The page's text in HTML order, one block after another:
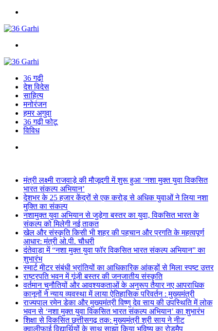
36 गढ़ी
देश विदेस
साहित्य
मनोरंजन
हमर अगुवा
36 गढ़ी फोटू
विविध
मंत्री लक्ष्मी राजवाड़े की मौजूदगी में शुरू हुआ ‘नशा मुक्त युवा विकसित
भारत संकल्प अभियान’
देशभर के 25 हजार केंद्रों से एक करोड़ से अधिक युवाओं ने लिया नशा
मुक्ति का संकल्प
नशामुक्त युवा अभियान से जुड़ेगा बस्तर का युवा, विकसित भारत के
संकल्प को मिलेगी नई ताकत
खेल और संस्कृति किसी भी शहर की पहचान और प्रगति के महत्वपूर्ण
आधार: मंत्री ओ.पी. चौधरी
दंतेवाड़ा में “नशा मुक्त युवा फॉर विकसित भारत संकल्प अभियान” का
शुभारंभ
स्मार्ट मीटर संबंधी भ्रांतियों का आधिकारिक आंकड़ों से मिला स्पष्ट उत्तर
राष्ट्रपति भवन में गूंजी बस्तर की जनजातीय संस्कृति
वर्तमान चुनौतियों और आवश्यकताओं के अनुरूप तैयार नए आपराधिक
कानूनों ने न्याय व्यवस्था में लाया ऐतिहासिक परिवर्तन : मुख्यमंत्री
राज्यपाल रमेन डेका और मुख्यमंत्री विष्णु देव साय की उपस्थिति में लोक
भवन से ‘नशा मुक्त युवा विकसित भारत संकल्प अभियान’ का शुभारंभ
शिक्षा से विकसित छत्तीसगढ़ तक: मुख्यमंत्री श्री साय ने नीट
क्वालीफाई विद्यार्थियों के साथ साझा किया भविष्य का रोडमैप